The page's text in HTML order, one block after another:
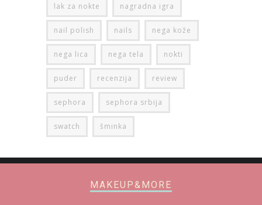
lak za nokte nagradna igra
nail polish nails nega kože
nega lica nega tela nokti
puder recenzija review
sephora sephora srbija
swatch šminka
MAKEUP&MORE